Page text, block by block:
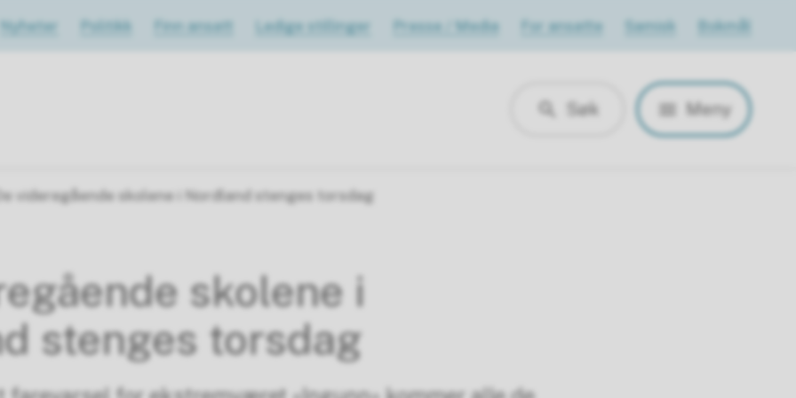
Nyheter Politikk Finn ansatt Ledige stillinger Presse / Media For ansatte Samisk Bokmål
Søk Meny
De videregående skolene i Nordland stenges torsdag
skolene i
stenges torsdag